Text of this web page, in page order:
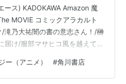
ース) KADOKAWA Amazon 魔
MOVIE コミックアラカルト
滝乃大祐闇の書の意志さん！/榊
届け/服部マサヒコ風を越えて/
麻枝一樹Next Step/稀周悠希・
ダーランド/月島マコト旅の標/
ー（アニメ） #角川書店